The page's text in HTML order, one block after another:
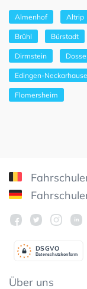
Almenhof Altrip
Brühl Bürstadt
Dirmstein
Edingen-
Flomersheim
Datenschutzkonform
DSGVO
Über uns